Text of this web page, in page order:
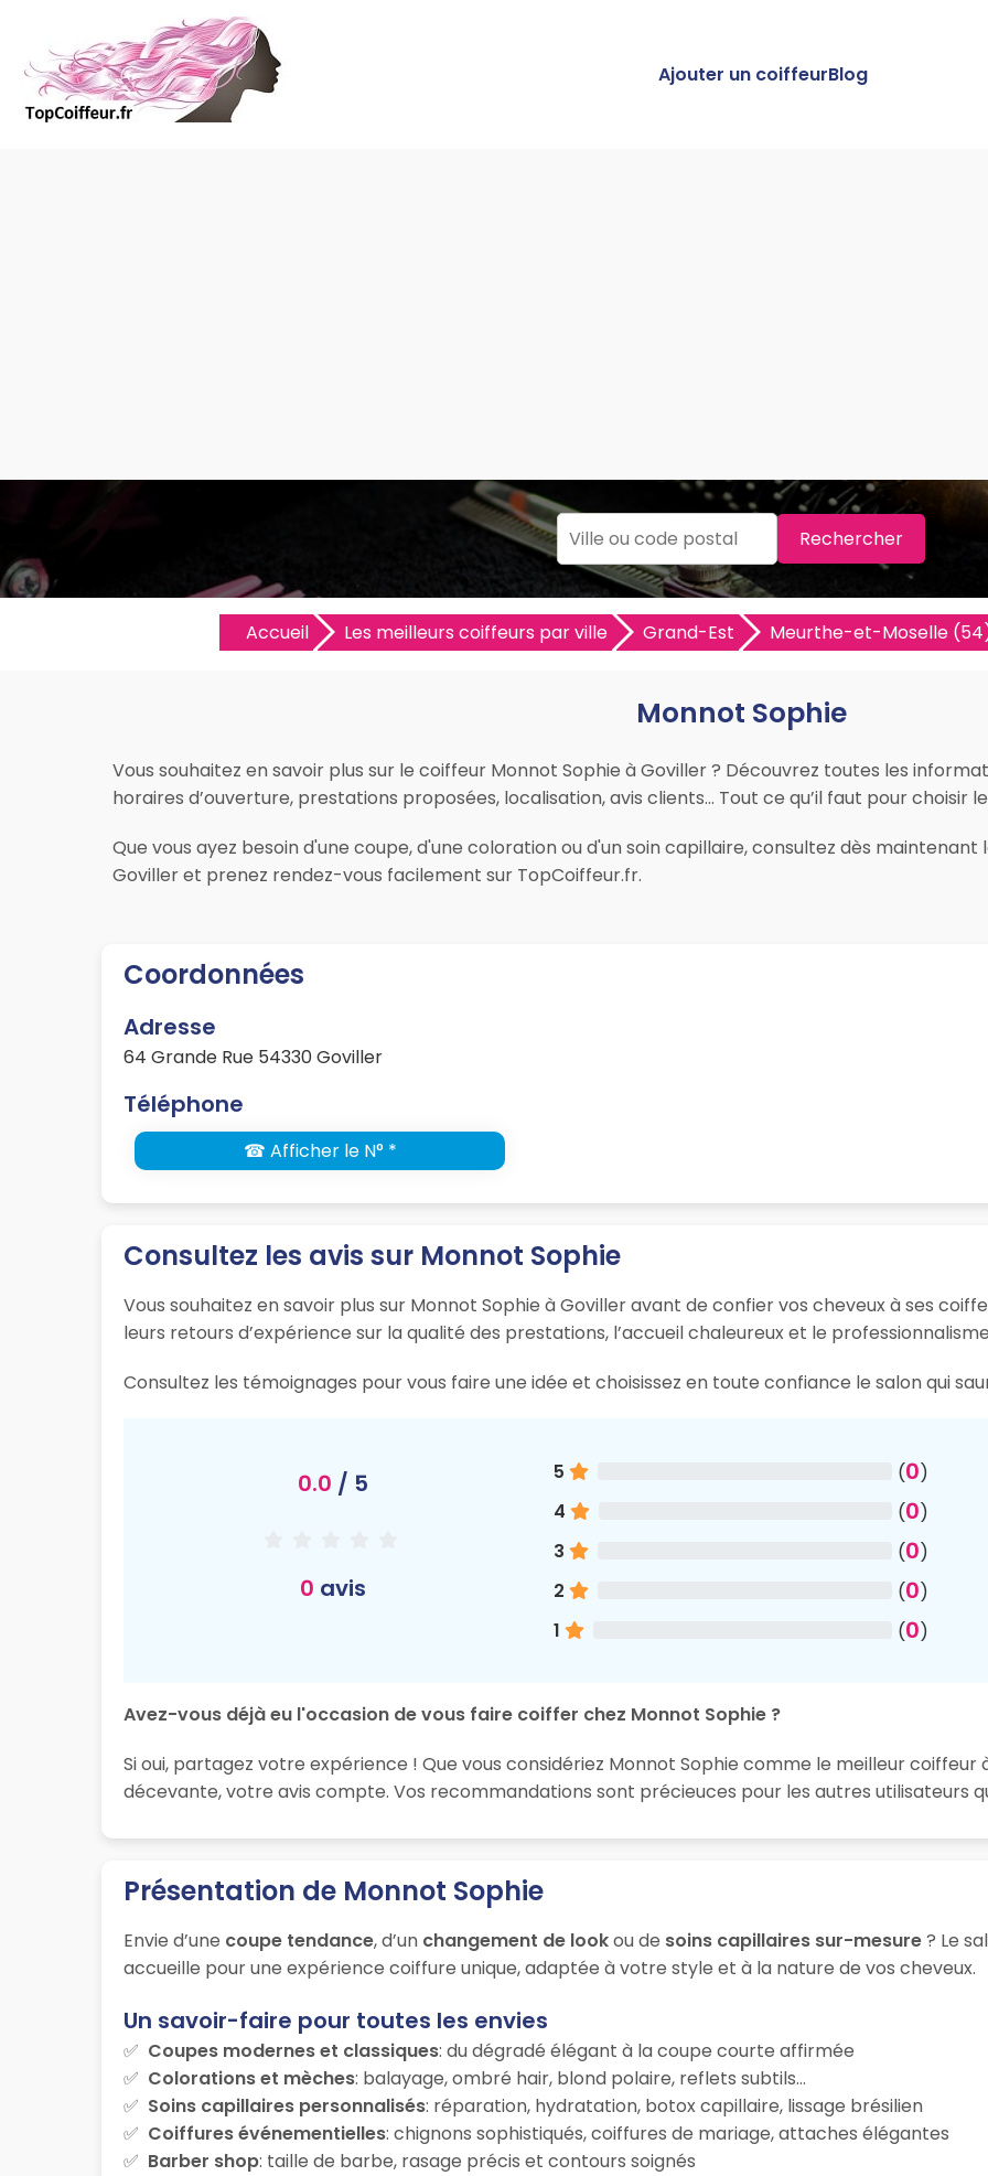
Ajouter un coiffeurBlog
Rechercher
Accueil Les meilleurs coiffeurs par ville Grand-Est Meurthe-et-Moselle
Monnot Sophie
Vous souhaitez en savoir plus sur le coiffeur Monnot Sophie à Goviller ? Découvrez toutes les
horaires d’ouverture, prestations proposées, localisation, avis clients… Tout ce qu’il faut pour choisir
Que vous ayez besoin d'une coupe, d'une coloration ou d'un soin capillaire, consultez dès
Goviller et prenez rendez-vous facilement sur TopCoiffeur.fr.
Coordonnées
Adresse
64 Grande Rue 54330 Goviller
Téléphone
☎ Afficher le N° *
Consultez les avis sur Monnot Sophie
Vous souhaitez en savoir plus sur Monnot Sophie à Goviller avant de confier vos cheveux à ses
leurs retours d’expérience sur la qualité des prestations, l’accueil chaleureux et le
Consultez les témoignages pour vous faire une idée et choisissez en toute confiance le salon qui
0.0 / 5
0 avis
5 (0)
4
(0)
3
(0)
2
(0)
1
(0)
Avez-vous déjà eu l'occasion de vous faire coiffer chez Monnot Sophie ?
Si oui, partagez votre expérience ! Que vous considériez Monnot Sophie comme le meilleur
décevante, votre avis compte. Vos recommandations sont précieuces pour les autres utilisateurs
Présentation de Monnot Sophie
Envie d’une coupe tendance, d’un changement de lookou de soins capillaires sur-mesure? Le
accueille pour une expérience coiffure unique, adaptée à votre style et à la nature de vos cheveux.
Un savoir-faire pour toutes les envies
Coupes modernes et classiques: du dégradé élégant à la coupe courte affirmée
Colorations et mèches: balayage, ombré hair, blond polaire, reflets subtils…
Soins capillaires personnalisés: réparation, hydratation, botox capillaire, lissage brésilien
Coiffures événementielles: chignons sophistiqués, coiffures de mariage, attaches élégantes
Barber shop: taille de barbe, rasage précis et contours soignés